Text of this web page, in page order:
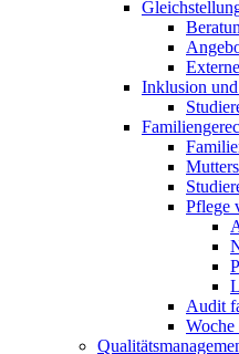
Inklusion
Pflege
Audit
Woche